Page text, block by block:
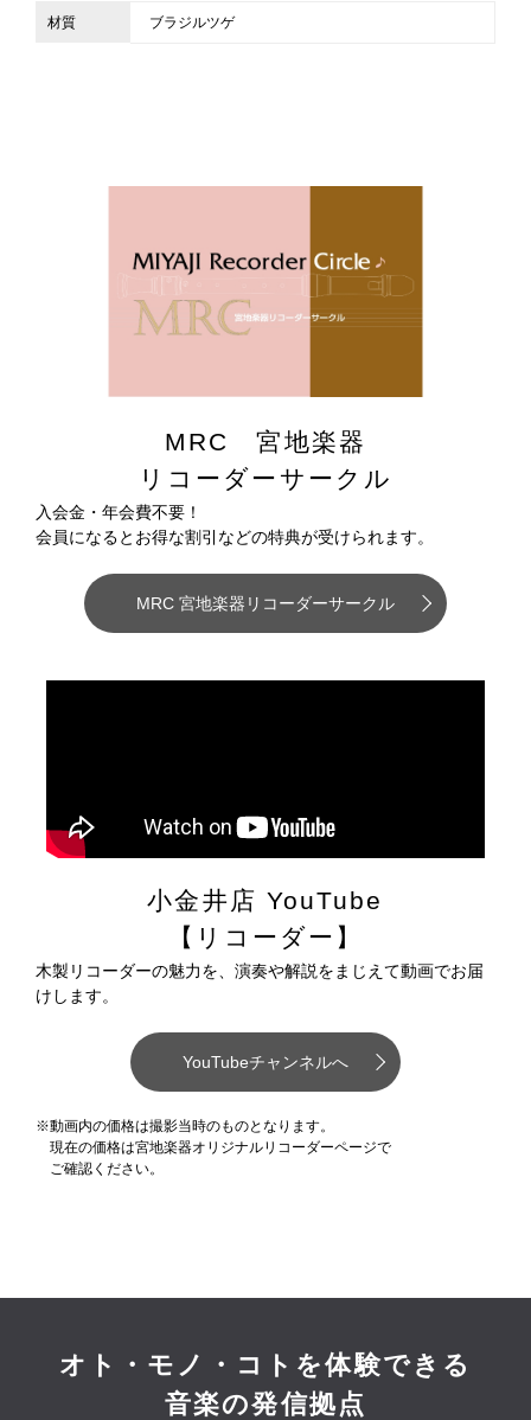
材質 ブラジルツゲ
MRC 宮地楽器
リコーダーサークル
入会金・年会費不要！
会員になるとお得な割引などの特典が受けられます。
MRC 宮地楽器リコーダーサークル
小金井店 YouTube
【リコーダー】
木製リコーダーの魅力を、演奏や解説をまじえて動画でお届
けします。
YouTubeチャンネルへ
※動画内の価格は撮影当時のものとなります。
現在の価格は宮地楽器オリジナルリコーダーページで
ご確認ください。
オト・モノ・コトを体験できる
音楽の発信拠点